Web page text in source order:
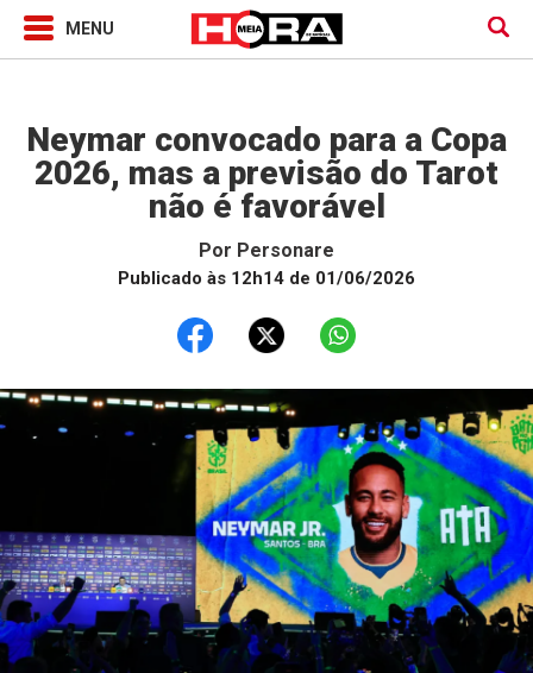
Neymar convocado para a Copa
2026, mas a previsão do Tarot
não é favorável
Por Personare
Publicado às 12h14 de 01/06/2026